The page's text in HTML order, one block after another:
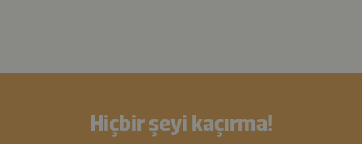
Hiçbir şeyi kaçırma!